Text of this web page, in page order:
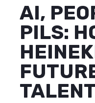
AI,
PILS: